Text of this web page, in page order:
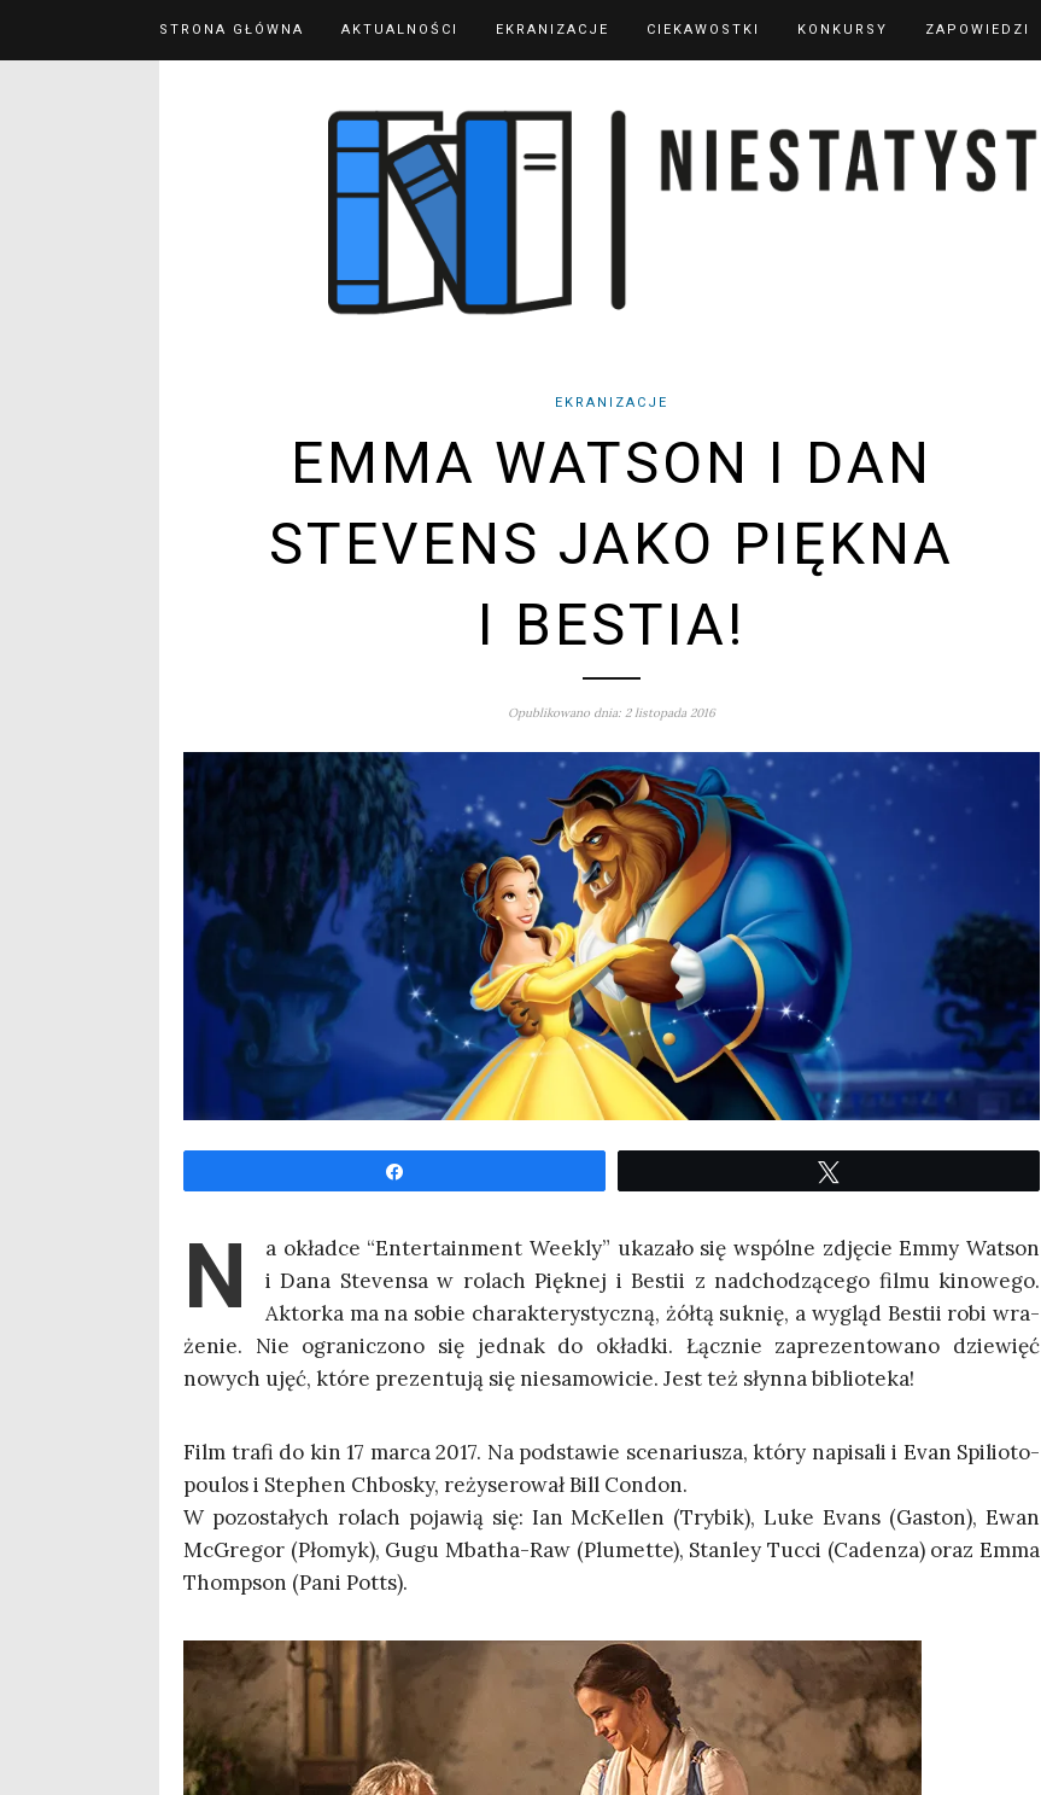
STRONA GŁÓWNA AKTUALNOŚCI EKRANIZACJE CIEKAWOSTKI KONKURSY ZAPOWIEDZI
EKRANIZACJE
EMMA WATSON I DAN
STEVENS JAKO PIĘKNA
I BESTIA!
Opublikowano dnia: 2 listopada 2016
N
a okład­ce “Enter­ta­in­ment Weekly” uka­za­ło się wspól­ne zdję­cie Emmy Wat­son
i Dana Ste­ven­sa w rolach Pięk­nej i Bestii z nad­cho­dzą­ce­go fil­mu kino­we­go.
Aktor­ka ma na sobie cha­rak­te­ry­stycz­ną, żół­tą suk­nię, a wygląd Bestii robi wra­
że­nie. Nie ogra­ni­czo­no się jed­nak do okład­ki. Łącz­nie zapre­zen­to­wa­no dzie­więć
nowych ujęć, któ­re pre­zen­tu­ją się nie­sa­mo­wi­cie. Jest też słyn­na biblioteka!
Film tra­fi do kin 17 mar­ca 2017. Na pod­sta­wie sce­na­riu­sza, któ­ry napi­sa­li i Evan Spi­lio­to­
po­ulos i Ste­phen Chbo­sky, reży­se­ro­wał Bill Condon.
W pozo­sta­łych rolach poja­wią się: Ian McKel­len (Try­bik), Luke Evans (Gaston), Ewan
McGre­gor (Pło­myk), Gugu Mba­tha-Raw (Plu­met­te), Stan­ley Tuc­ci (Caden­za) oraz Emma
Thomp­son (Pani Potts).